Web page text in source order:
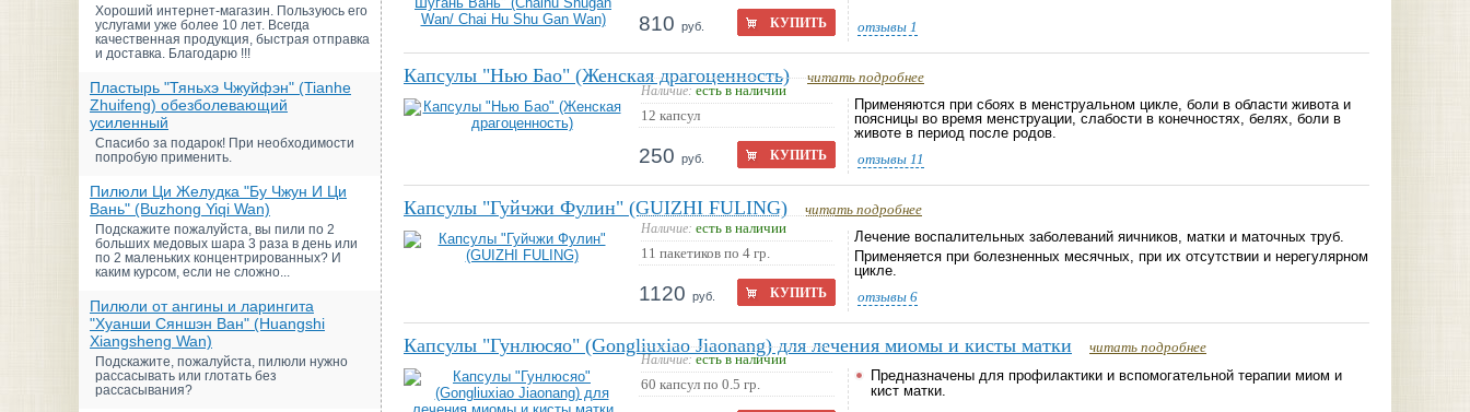
Хороший интернет-магазин. Пользуюсь его
услугами уже более 10 лет. Всегда
качественная продукция, быстрая отправка
и доставка. Благодарю !!!
Пластырь "Тяньхэ Чжуйфэн" (Tianhe
Zhuifeng) обезболевающий
усиленный
Спасибо за подарок! При необходимости
попробую применить.
Пилюли Ци Желудка "Бу Чжун И Ци
Вань" (Buzhong Yiqi Wan)
Подскажите пожалуйста, вы пили по 2
больших медовых шара 3 раза в день или
по 2 маленьких концентрированных? И
каким курсом, если не сложно...
Пилюли от ангины и ларингита
"Хуанши Сяншэн Ван" (Huangshi
Xiangsheng Wan)
Подскажите, пожалуйста, пилюли нужно
рассасывать или глотать без
рассасывания?
810 руб. КУПИТЬ отзывы 1
Капсулы "Нью Бао" (Женская драгоценность) читать подробнее
Наличие: есть в наличии
12 капсул
250 руб. КУПИТЬ
Применяются при сбоях в менструальном цикле, боли в области живота и
поясницы во время менструации, слабости в конечностях, белях, боли в
животе в период после родов.
отзывы 11
Капсулы "Гуйчжи Фулин" (GUIZHI FULING) читать подробнее
Наличие: есть в наличии
11 пакетиков по 4 гр.
1120 руб. КУПИТЬ
Лечение воспалительных заболеваний яичников, матки и маточных труб.
Применяется при болезненных месячных, при их отсутствии и нерегулярном
цикле.
отзывы 6
Капсулы "Гунлюсяо" (Gongliuxiao Jiaonang) для лечения миомы и кисты матки читать подробнее
Наличие: есть в наличии
60 капсул по 0.5 гр.
Предназначены для профилактики и вспомогательной терапии миом и
кист матки.